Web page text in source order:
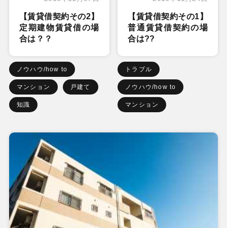
【賃貸借契約その2】
定期建物賃貸借の場
合は？？
ノウハウ/how to
マンション 戸建て
知識
【賃貸借契約その1】
普通賃貸借契約の場
合は??
トラブル
ノウハウ/how to
マンション